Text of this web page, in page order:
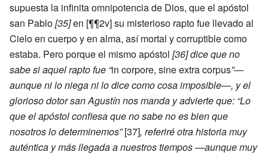
supuesta la infinita omnipotencia de Dios, que el apóstol
san Pablo[35]en [¶¶2v] su misterioso rapto fue llevado al
Cielo en cuerpo y en alma, así mortal y corruptible como
estaba. Pero porque el mismo apóstol [36]dice que no
sabe si aquel rapto fue “in corpore, sine extra corpus”—
aunque ni lo niega ni lo dice como cosa imposible—, y el
glorioso dotor san Agustín nos manda y advierte que: “Lo
que el apóstol confiesa que no sabe no es bien que
nosotros lo determinemos”[37], referiré otra historia muy
auténtica y más llegada a nuestros tiempos —aunque muy